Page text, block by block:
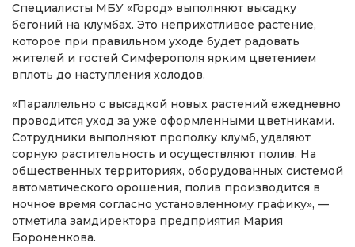
Специалисты МБУ «Город» выполняют высадку
бегоний на клумбах. Это неприхотливое растение,
которое при правильном уходе будет радовать
жителей и гостей Симферополя ярким цветением
вплоть до наступления холодов.
«Параллельно с высадкой новых растений ежедневно
проводится уход за уже оформленными цветниками.
Сотрудники выполняют прополку клумб, удаляют
сорную растительность и осуществляют полив. На
общественных территориях, оборудованных системой
автоматического орошения, полив производится в
ночное время согласно установленному графику», —
отметила замдиректора предприятия Мария
Бороненкова.